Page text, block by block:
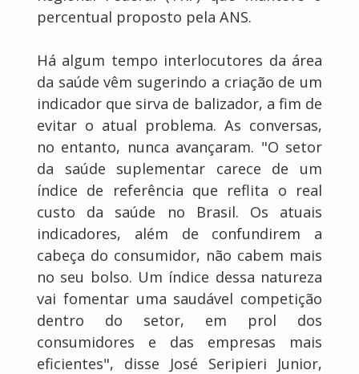
percentual proposto pela ANS.
Há algum tempo interlocutores da área
da saúde vêm sugerindo a criação de um
indicador que sirva de balizador, a fim de
evitar o atual problema. As conversas,
no entanto, nunca avançaram. "O setor
da saúde suplementar carece de um
índice de referência que reflita o real
custo da saúde no Brasil. Os atuais
indicadores, além de confundirem a
cabeça do consumidor, não cabem mais
no seu bolso. Um índice dessa natureza
vai fomentar uma saudável competição
dentro do setor, em prol dos
consumidores e das empresas mais
eficientes", disse José Seripieri Junior,